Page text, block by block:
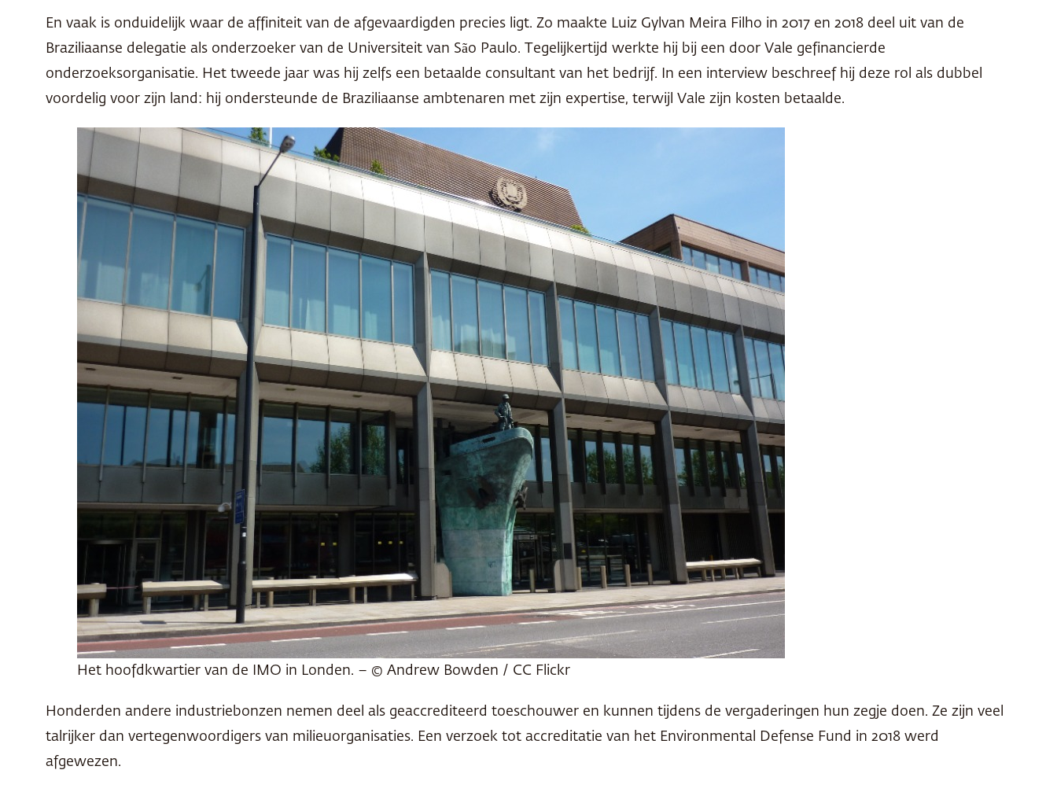
En vaak is onduidelijk waar de affiniteit van de afgevaardigden precies ligt. Zo maakte Luiz Gylvan Meira Filho in 2017 en 2018 deel uit van de
Braziliaanse delegatie als onderzoeker van de Universiteit van São Paulo. Tegelijkertijd werkte hij bij een door Vale gefinancierde
onderzoeksorganisatie. Het tweede jaar was hij zelfs een betaalde consultant van het bedrijf. In een interview beschreef hij deze rol als dubbel
voordelig voor zijn land: hij ondersteunde de Braziliaanse ambtenaren met zijn expertise, terwijl Vale zijn kosten betaalde.
Het hoofdkwartier van de IMO in Londen. – © Andrew Bowden / CC Flickr
Honderden andere industriebonzen nemen deel als geaccrediteerd toeschouwer en kunnen tijdens de vergaderingen hun zegje doen. Ze zijn veel
talrijker dan vertegenwoordigers van milieuorganisaties. Een verzoek tot accreditatie van het Environmental Defense Fund in 2018 werd
afgewezen.